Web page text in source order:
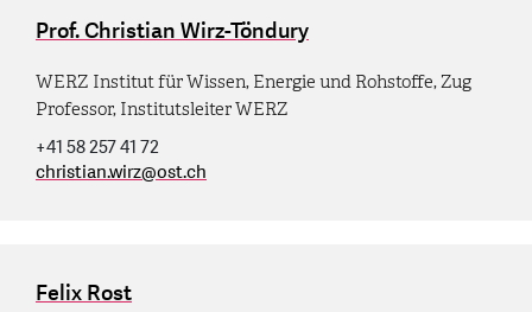
Prof. Christian Wirz-Töndury
WERZ Institut für Wissen, Energie und Rohstoffe, Zug
Professor, Institutsleiter WERZ
+41 58 257 41 72
christian.wirz@ost.ch
Felix Rost